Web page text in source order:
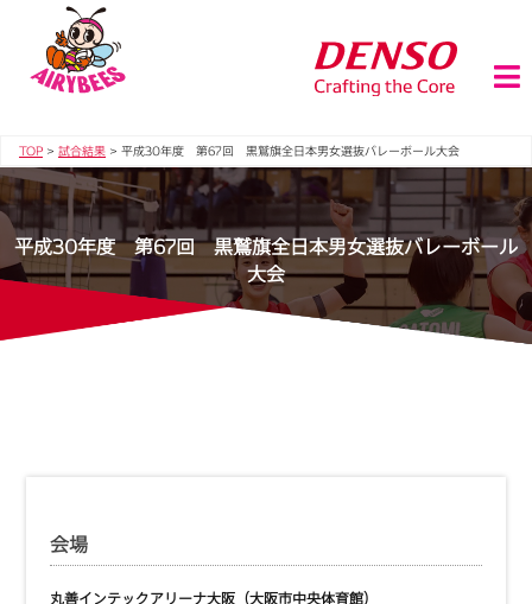
TOP > 試合結果 > 平成30年度 第67回 黒鷲旗全日本男女選抜バレーボール大会
平成30年度 第67回 黒鷲旗全日本男女選抜バレーボール
大会
会場
丸善インテックアリーナ大阪（大阪市中央体育館）